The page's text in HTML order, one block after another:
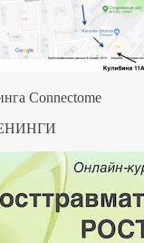
Connectome